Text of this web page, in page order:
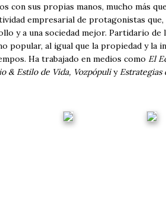
con sus propias manos, mucho más
empresarial de protagonistas
y a una sociedad mejor. Partidario de
popular, al igual que la propiedad y la
Ha trabajado en medios como El
& Estilo de Vida, Vozpópuliy Estrategias